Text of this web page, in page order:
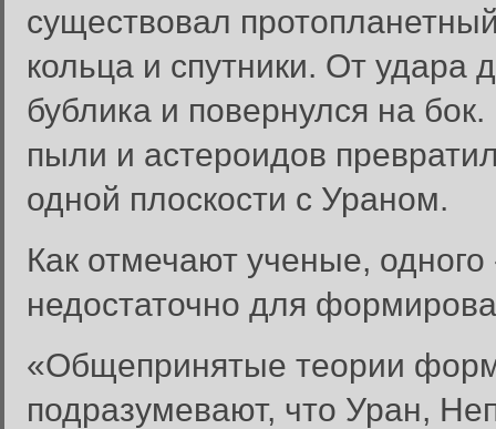
существовал
кольца и спутники. От удара
бублика и повернулся на
пыли и астероидов
одной плоскости с Ураном.
Как отмечают ученые,
недостаточно для
«Общепринятые теории
подразумевают, что Уран,